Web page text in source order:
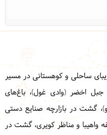
زیبای ساحلی و کوهستانی در مسیر
جبل اخضر (وادی غول)، باغ‌های
گشت در بازارچه صنایع دستی
واهیبا و مناظر کویری، گشت در